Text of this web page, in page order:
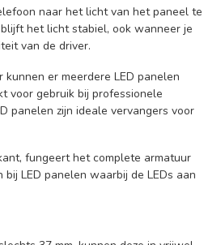
naar het licht van het paneel te
het licht stabiel, ook wanneer je
van de driver.
er meerdere LED panelen
voor gebruik bij professionele
panelen zijn ideale vervangers voor
fungeert het complete armatuur
LED panelen waarbij de LEDs aan